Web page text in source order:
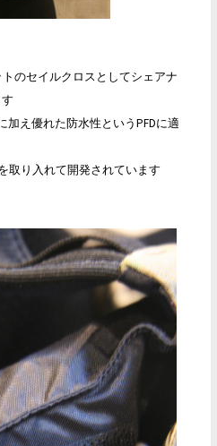
のセイルクロスとしてシェアナ
え優れた防水性というPFDに適
取り入れて開発されています